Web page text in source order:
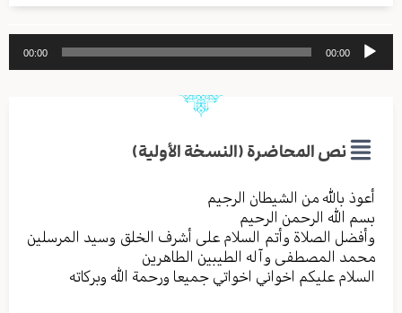
مشغل
الصوت
00:00
00:00
نص المحاضرة (النسخة الأولية)
أعوذ بالله من الشیطان الرجیم
بسم الله الرحمن الرحیم
وأفضل الصلاة وأتم السلام علی أشرف الخلق وسید المرسلین
محمد المصطفی وآله الطیبین الطاهرین
السلام علیکم اخواني اخواتي جمیعا ورحمة الله وبرکاته